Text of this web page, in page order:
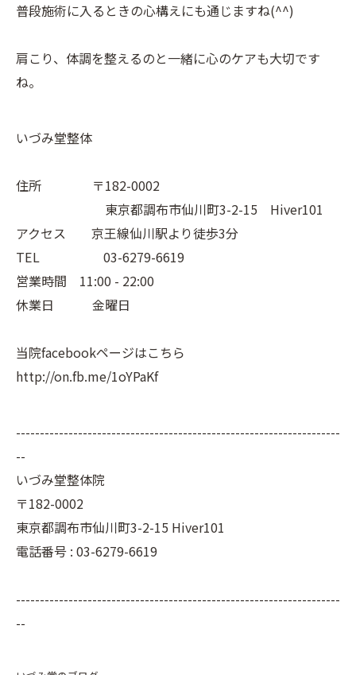
普段施術に入るときの心構えにも通じますね(^^)
肩こり、体調を整えるのと一緒に心のケアも大切です
ね。
いづみ堂整体
住所 〒182-0002
東京都調布市仙川町3-2-15 Hiver101
アクセス 京王線仙川駅より徒歩3分
TEL 03-6279-6619
営業時間 11:00 - 22:00
休業日 金曜日
当院facebookページはこちら
http://on.fb.me/1oYPaKf
--------------------------------------------------------------------
--
いづみ堂整体院
〒182-0002
東京都調布市仙川町3-2-15 Hiver101
電話番号 : 03-6279-6619
--------------------------------------------------------------------
--